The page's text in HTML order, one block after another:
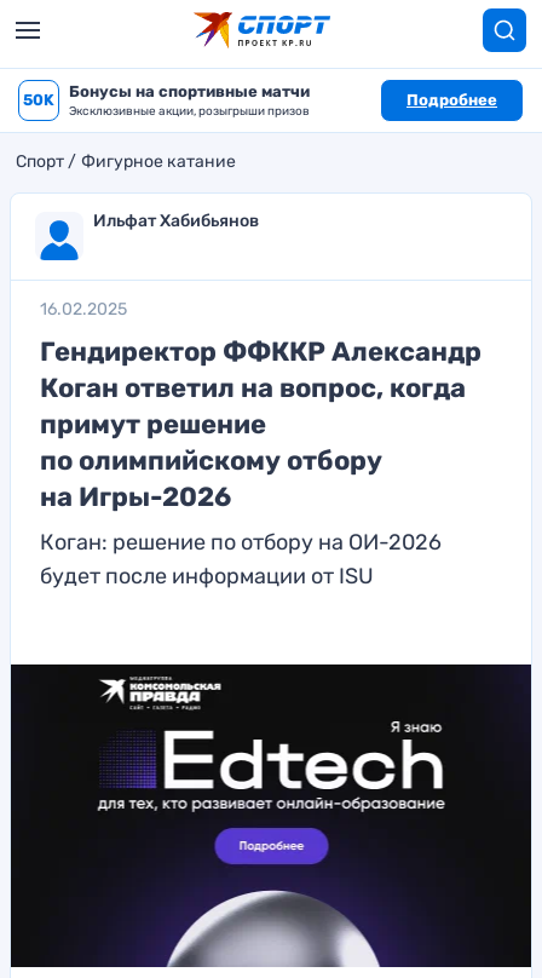
50K Бонусы на спортивные матчи
Эксклюзивные акции, розыгрыши призов
Подробнее
Спорт Фигурное катание
Ильфат Хабибьянов
16.02.2025
Гендиректор ФФККР Александр
Коган ответил на вопрос, когда
примут решение
по олимпийскому отбору
на Игры-2026
Коган: решение по отбору на ОИ-2026
будет после информации от ISU